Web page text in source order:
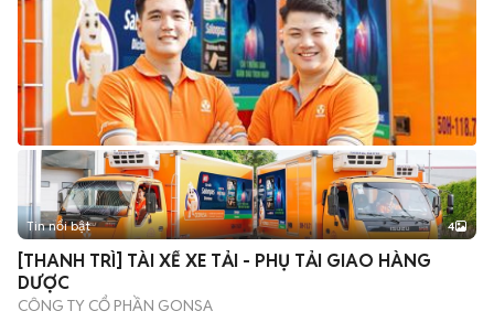
Tin nổi bật 4
[THANH TRÌ] TÀI XẾ XE TẢI - PHỤ TẢI GIAO HÀNG
DƯỢC
CÔNG TY CỔ PHẦN GONSA